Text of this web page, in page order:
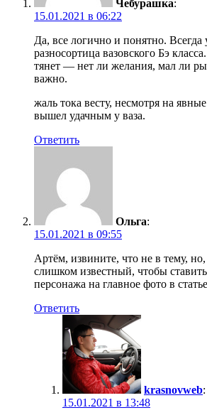
Чебурашка:
15.01.2021 в 06:22
Да, все логично и понятно. Всегда
разносортица вазовского Бэ
тянет — нет ли желания, мал ли
важно.
жаль тока весту, несмотря на
вышел удачным у ваза.
Ответить
Ольга:
15.01.2021 в 09:55
Артём, извините, что не в тему,
слишком известный, чтобы ставить
персонажа на главное фото в
Ответить
krasnovweb:
15.01.2021 в 13:48